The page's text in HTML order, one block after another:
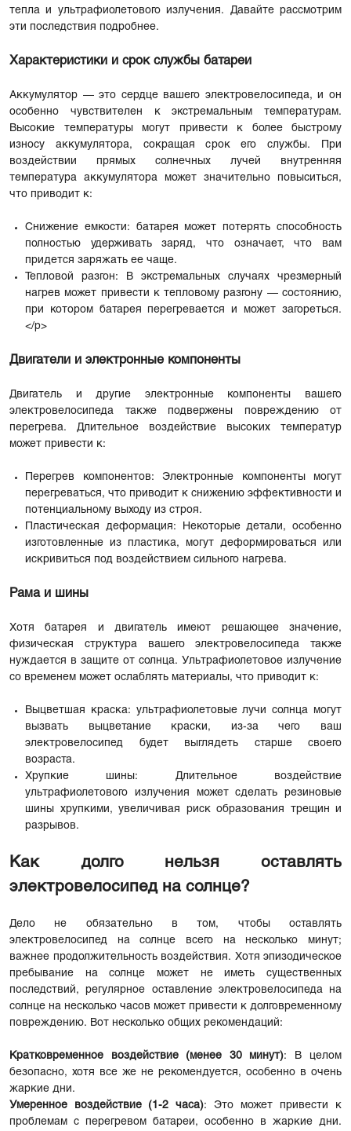
тепла и ультрафиолетового излучения. Давайте рассмотрим
эти последствия подробнее.
Характеристики и срок службы батареи
Аккумулятор — это сердце вашего электровелосипеда, и он
особенно чувствителен к экстремальным температурам.
Высокие температуры могут привести к более быстрому
износу аккумулятора, сокращая срок его службы. При
воздействии прямых солнечных лучей внутренняя
температура аккумулятора может значительно повыситься,
что приводит к:
Снижение емкости: батарея может потерять способность
полностью удерживать заряд, что означает, что вам
придется заряжать ее чаще.
Тепловой разгон: В экстремальных случаях чрезмерный
нагрев может привести к тепловому разгону — состоянию,
при котором батарея перегревается и может загореться.
</p>
Двигатели и электронные компоненты
Двигатель и другие электронные компоненты вашего
электровелосипеда также подвержены повреждению от
перегрева. Длительное воздействие высоких температур
может привести к:
Перегрев компонентов: Электронные компоненты могут
перегреваться, что приводит к снижению эффективности и
потенциальному выходу из строя.
Пластическая деформация: Некоторые детали, особенно
изготовленные из пластика, могут деформироваться или
искривиться под воздействием сильного нагрева.
Рама и шины
Хотя батарея и двигатель имеют решающее значение,
физическая структура вашего электровелосипеда также
нуждается в защите от солнца. Ультрафиолетовое излучение
со временем может ослаблять материалы, что приводит к:
Выцветшая краска: ультрафиолетовые лучи солнца могут
вызвать выцветание краски, из-за чего ваш
электровелосипед будет выглядеть старше своего
возраста.
Хрупкие шины: Длительное воздействие
ультрафиолетового излучения может сделать резиновые
шины хрупкими, увеличивая риск образования трещин и
разрывов.
Как долго нельзя оставлять
электровелосипед на солнце?
Дело не обязательно в том, чтобы оставлять
электровелосипед на солнце всего на несколько минут;
важнее продолжительность воздействия. Хотя эпизодическое
пребывание на солнце может не иметь существенных
последствий, регулярное оставление электровелосипеда на
солнце на несколько часов может привести к долговременному
повреждению. Вот несколько общих рекомендаций:
Кратковременное воздействие (менее 30 минут): В целом
безопасно, хотя все же не рекомендуется, особенно в очень
жаркие дни.
Умеренное воздействие (1-2 часа): Это может привести к
проблемам с перегревом батареи, особенно в жаркие дни.